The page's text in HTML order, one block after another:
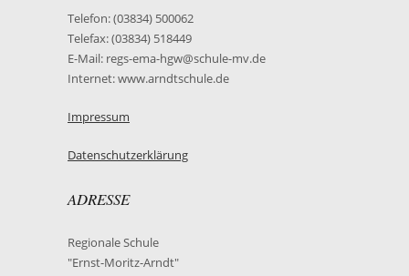
Telefon: (03834) 500062
Telefax: (03834) 518449
E-Mail: regs-ema-hgw@schule-mv.de
Internet: www.arndtschule.de
Impressum
Datenschutzerklärung
ADRESSE
Regionale Schule
"Ernst-Moritz-Arndt"